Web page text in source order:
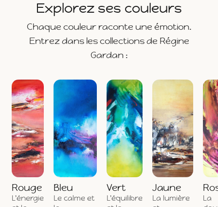
Explorez ses couleurs
Chaque couleur raconte une émotion.
Entrez dans les collections de Régine
Gardan :
Rouge
L'énergie
Bleu
Le calme et
Vert
L'équilibre
Jaune
La lumière
La